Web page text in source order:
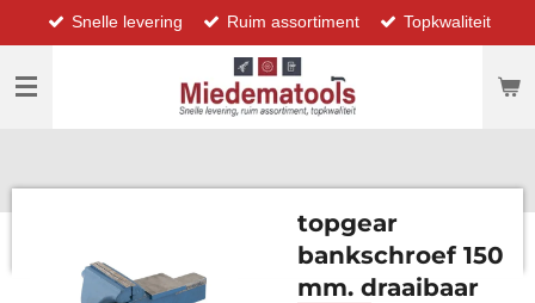
direct
naar
hoofdinhoud
Snelle levering Ruim assortiment Topkwaliteit
topgear
bankschroef 150
mm. draaibaar